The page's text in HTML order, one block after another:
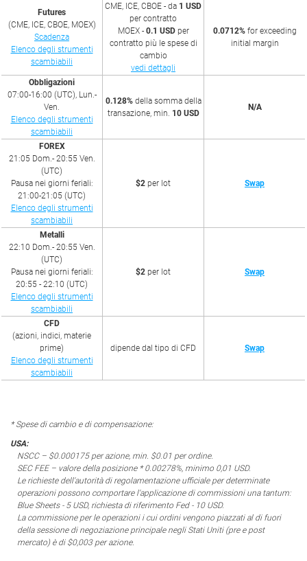
Futures
(CME, ICE, CBOE, MOEX)
Scadenza
Elenco degli strumenti
scambiabili
CME, ICE, CBOE - da 1 USD
per contratto
MOEX - 0.1 USDper
contratto più le spese di
cambio
vedi dettagli
0.0712%for exceeding
initial margin
Obbligazioni
07:00-16:00 (UTC), Lun.-
Ven.
Elenco degli strumenti
scambiabili
0.128%della somma della
transazione, min. 10 USD
N/A
FOREX
21:05 Dom.- 20:55 Ven.
(UTC)
Pausa nei giorni feriali:
21:00-21:05 (UTC)
Elenco degli strumenti
scambiabili
$2 per lot Swap
Metalli
22:10 Dom.- 20:55 Ven.
(UTC)
Pausa nei giorni feriali:
20:55 - 22:10 (UTC)
Elenco degli strumenti
scambiabili
$2 per lot Swap
CFD
(azioni, indici, materie
prime)
Elenco degli strumenti
scambiabili
dipende dal tipo di CFD Swap
* Spese di cambio e di compensazione:
USA:
NSCC – $0.000175 per azione, min. $0.01 per ordine.
SEC FEE – valore della posizione * 0.00278%, minimo 0,01 USD.
Le richieste dell'autorità di regolamentazione ufficiale per determinate
operazioni possono comportare l'applicazione di commissioni una tantum:
Blue Sheets - 5 USD, richiesta di riferimento Fed - 10 USD.
La commissione per le operazioni i cui ordini vengono piazzati al di fuori
della sessione di negoziazione principale negli Stati Uniti (pre e post
mercato) è di $0,003 per azione.